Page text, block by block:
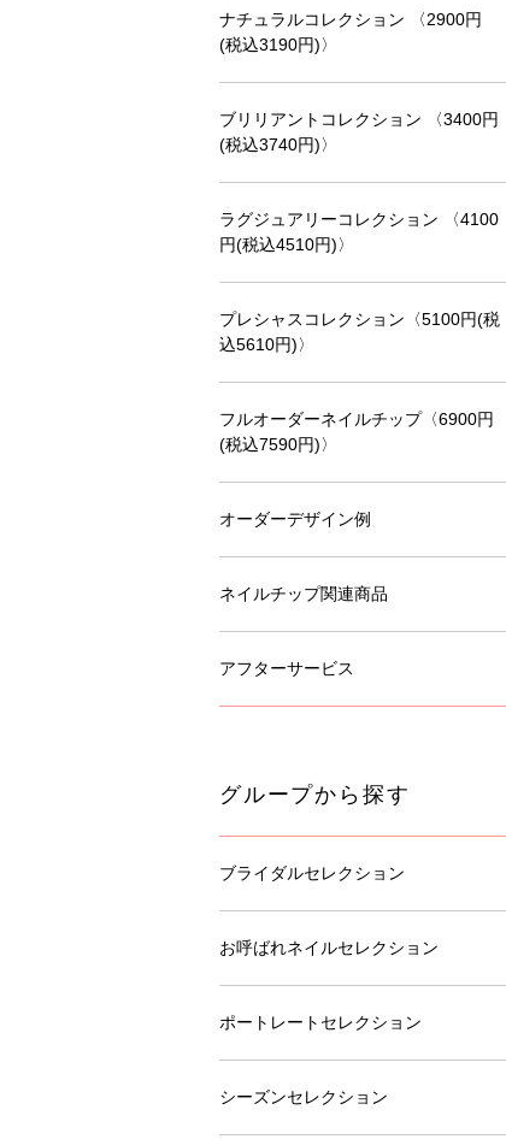
ナチュラルコレクション 〈2900円
(税込3190円)〉
ブリリアントコレクション 〈3400円
(税込3740円)〉
ラグジュアリーコレクション 〈4100
円(税込4510円)〉
プレシャスコレクション〈5100円(税
込5610円)〉
フルオーダーネイルチップ〈6900円
(税込7590円)〉
オーダーデザイン例
ネイルチップ関連商品
アフターサービス
グループから探す
ブライダルセレクション
お呼ばれネイルセレクション
ポートレートセレクション
シーズンセレクション